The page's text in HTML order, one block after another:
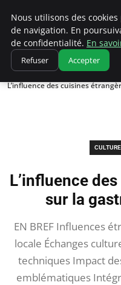
Correze Co
Accueil
Culture et gastronomie
L’influence des cuisines
L’influence
sur la
EN BREF Influences
locale Échanges
techniques Impact
emblématiques
Nous utilisons des
de navigation. En
de confidentialité. En
Refuser Accepter